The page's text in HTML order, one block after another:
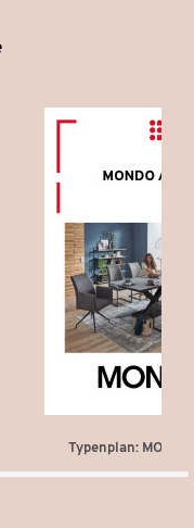
Typenplan: